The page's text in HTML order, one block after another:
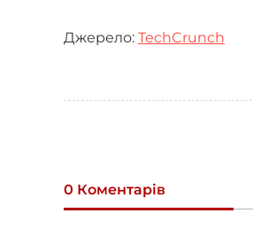
Джерело: TechCrunch
0 Коментарів